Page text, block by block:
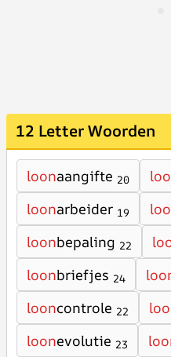
12 Letter Woorden
loonaangifte 20
loonarbeider 19
loonbepaling 22
loonbriefjes 24
looncontrole 22
loonevolutie 23